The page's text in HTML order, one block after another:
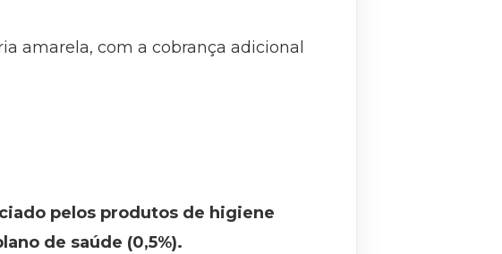
amarela, com a cobrança adicional
pelos produtos de higiene
de saúde (0,5%).